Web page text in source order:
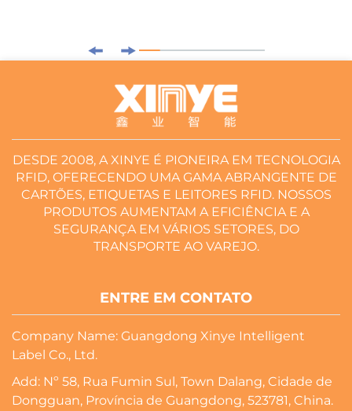
DESDE 2008, A XINYE É PIONEIRA EM TECNOLOGIA
RFID, OFERECENDO UMA GAMA ABRANGENTE DE
CARTÕES, ETIQUETAS E LEITORES RFID. NOSSOS
PRODUTOS AUMENTAM A EFICIÊNCIA E A
SEGURANÇA EM VÁRIOS SETORES, DO
TRANSPORTE AO VAREJO.
ENTRE EM CONTATO
Company Name: Guangdong Xinye Intelligent
Label Co., Ltd.
Add: Nº 58, Rua Fumin Sul, Town Dalang, Cidade de
Dongguan, Província de Guangdong, 523781, China.